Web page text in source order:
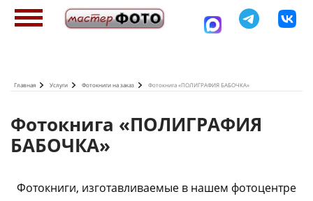
Перейти
Главная Услуги Фотокниги на заказ Фотокнига «ПОЛИГРАФИЯ БАБОЧКА»
Фотокнига «ПОЛИГРАФИЯ
БАБОЧКА»
Фотокниги, изготавливаемые в нашем фотоцентре